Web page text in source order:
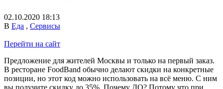
02.10.2020 18:13
В Еда , Сервисы
Перейти на сайт
Предложение для жителей Москвы и только на первый заказ.
В ресторане FoodBand обычно делают скидки на конкретные
позиции, но этот код можно использовать на всё меню. С ним
вы получите скидку до 35%. Почему ДО? Потому что при